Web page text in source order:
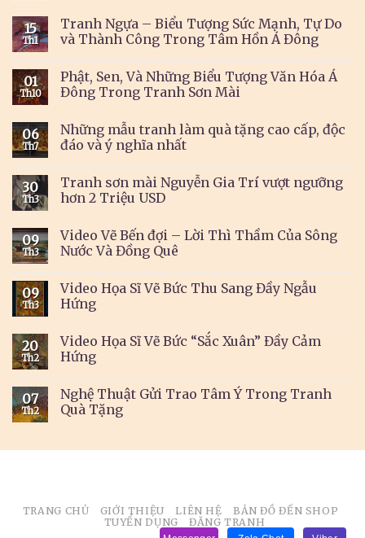
15
Th1
Tranh Ngựa – Biểu Tượng Sức Mạnh, Tự Do
và Thành Công Trong Tâm Hồn Á Đông
01
Th10
Phật, Sen, Và Những Biểu Tượng Văn Hóa Á
Đông Trong Tranh Sơn Mài
06
Th7
Những mẫu tranh làm quà tặng cao cấp, độc
đáo và ý nghĩa nhất
30
Th3
Tranh sơn mài Nguyễn Gia Trí vượt ngưỡng
hơn 2 Triệu USD
09
Th3
Video Vẽ Bến đợi – Lời Thì Thầm Của Sông
Nước Và Đồng Quê
09
Th3
Video Họa Sĩ Vẽ Bức Thu Sang Đầy Ngẫu
Hứng
20
Th2
Video Họa Sĩ Vẽ Bức “Sắc Xuân” Đầy Cảm
Hứng
07
Th2
Nghệ Thuật Gửi Trao Tâm Ý Trong Tranh
Quà Tặng
TRANG CHỦ GIỚI THIỆU LIÊN HỆ
BẢN ĐỒ ĐẾN SHOP
TUYỂN DỤNG
ĐĂNG TRANH